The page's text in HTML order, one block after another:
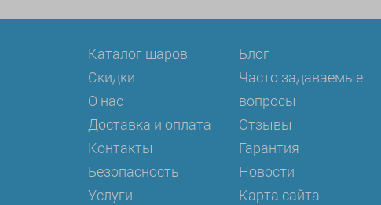
Каталог шаров
Скидки
О нас
Доставка и оплата
Контакты
Безопасность
Услуги
Блог
Часто задаваемые
вопросы
Отзывы
Гарантия
Новости
Карта сайта